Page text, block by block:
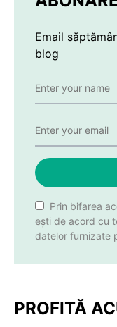
Email
blog
Prin bifarea
ești de acord cu
datelor furnizate
PROFITĂ